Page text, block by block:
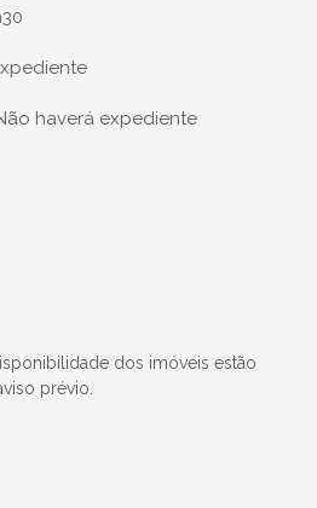
haverá expediente
dos imóveis estão
prévio.